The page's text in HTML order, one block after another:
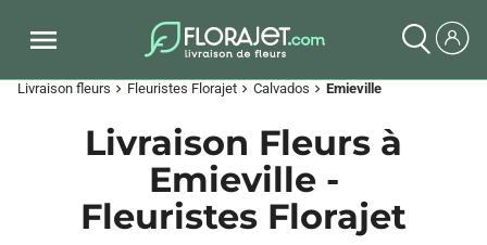
Livraison fleurs chevron_right Fleuristes Florajet chevron_right Calvados chevron_right Emieville
Livraison Fleurs à
Emieville -
Fleuristes Florajet